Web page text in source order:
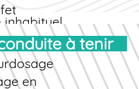
inhabituel,
votre
notre
à tenir
en